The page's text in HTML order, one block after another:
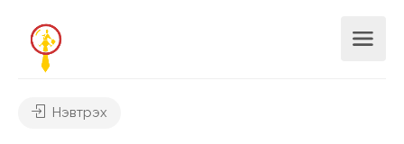
Нэвтрэх